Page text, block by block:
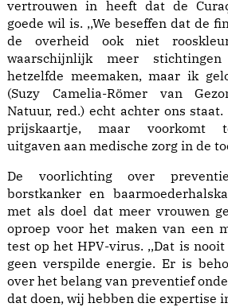
vertrouwen in heeft dat de
goede wil is. ,,We beseffen dat de
de overheid ook niet
waarschijnlijk meer
hetzelfde meemaken, maar ik
(Suzy Camelia-Römer van
Natuur, red.) echt achter ons
prijskaartje, maar voorkomt
uitgaven aan medische zorg in de
De voorlichting over
borstkanker en
met als doel dat meer vrouwen
oproep voor het maken van een
test op het HPV-virus. ,,Dat is nooit
geen verspilde energie. Er is
over het belang van preventief
dat doen, wij hebben die expertise